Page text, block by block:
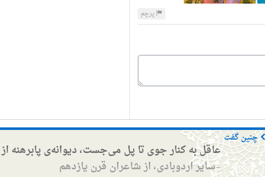
پرچم
چنین گفت
عاقل به کنار جوی تا پل می‌جست، دیوانه‌ی پابرهنه
—سایر اردوبادی، از شاعران قرن یازدهم